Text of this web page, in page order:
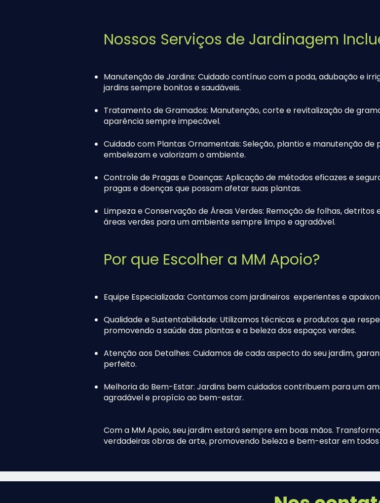
Nossos Serviços de Jardinagem
Manutenção de Jardins: Cuidado contínuo com a poda, adubação e
jardins sempre bonitos e saudáveis.
Tratamento de Gramados: Manutenção, corte e revitalização de
aparência sempre impecável.
Cuidado com Plantas Ornamentais: Seleção, plantio e manutenção
embelezam e valorizam o ambiente.
Controle de Pragas e Doenças: Aplicação de métodos eficazes e
pragas e doenças que possam afetar suas plantas.
Limpeza e Conservação de Áreas Verdes: Remoção de folhas,
áreas verdes para um ambiente sempre limpo e agradável.
Por que Escolher a MM Apoio?
Equipe Especializada: Contamos com jardineiros experientes e
Qualidade e Sustentabilidade: Utilizamos técnicas e produtos que
promovendo a saúde das plantas e a beleza dos espaços verdes.
Atenção aos Detalhes: Cuidamos de cada aspecto do seu jardim,
perfeito.
Melhoria do Bem-Estar: Jardins bem cuidados contribuem para um
agradável e propício ao bem-estar.
Com a MM Apoio, seu jardim estará sempre em boas mãos.
verdadeiras obras de arte, promovendo beleza e bem-estar em